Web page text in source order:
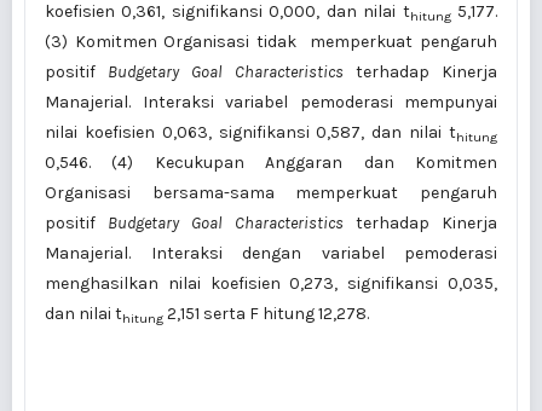
koefisien 0,361, signifikansi 0,000, dan nilai thitung5,177.
(3) Komitmen Organisasi tidak memperkuat pengaruh
positif Budgetary Goal Characteristics terhadap Kinerja
Manajerial. Interaksi variabel pemoderasi mempunyai
nilai koefisien 0,063, signifikansi 0,587, dan nilai thitung
0,546. (4) Kecukupan Anggaran dan Komitmen
Organisasi bersama-sama memperkuat pengaruh
positif Budgetary Goal Characteristics terhadap Kinerja
Manajerial. Interaksi dengan variabel pemoderasi
menghasilkan nilai koefisien 0,273, signifikansi 0,035,
dan nilai thitung 2,151 serta F hitung 12,278.